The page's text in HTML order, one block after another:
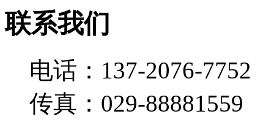
联系我们
电话：137-2076-7752
传真：029-88881559